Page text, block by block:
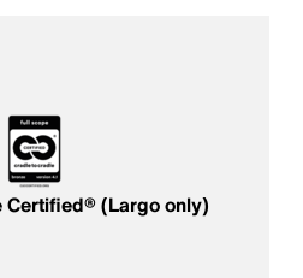
Certified® (Largo only)